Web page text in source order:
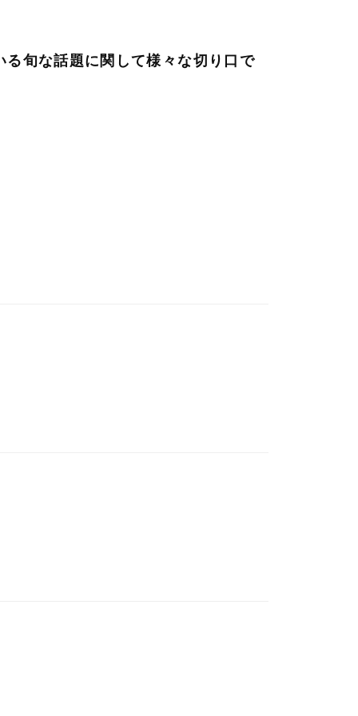
旬な話題に関して様々な切り口で